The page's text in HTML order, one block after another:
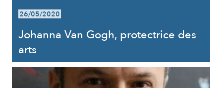
26/05/2020
Johanna Van Gogh, protectrice des
arts